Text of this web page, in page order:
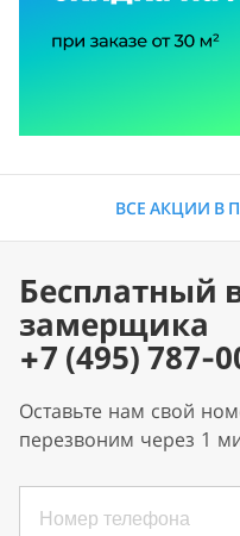
ВСЕ АКЦИИ В
Бесплатный
замерщика
+7 (495) 787-
Оставьте нам свой
перезвоним через 1